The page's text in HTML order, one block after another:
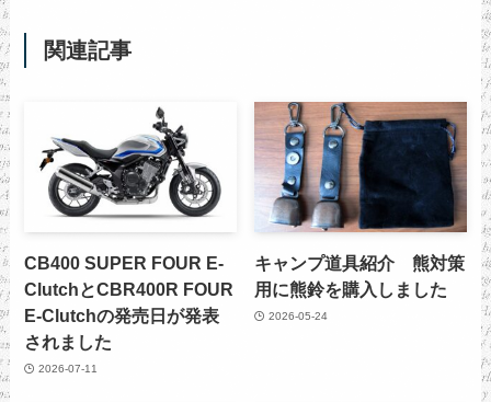
関連記事
CB400 SUPER FOUR E-
ClutchとCBR400R FOUR
E-Clutchの発売日が発表
されました
2026-07-11
キャンプ道具紹介 熊対策
用に熊鈴を購入しました
2026-05-24